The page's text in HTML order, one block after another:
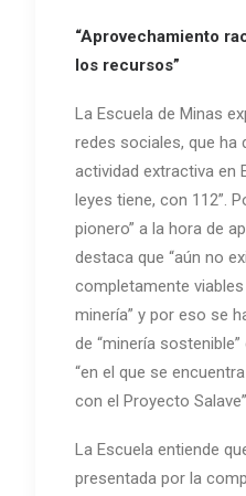
“Aprovechamiento
los recursos”
La Escuela de Minas
redes sociales, que ha
actividad extractiva en
leyes tiene, con 112”.
pionero” a la hora de
destaca que “aún no
completamente
minería” y por eso se
de “minería
“en el que se
con el Proyecto
La Escuela entiende
presentada por la